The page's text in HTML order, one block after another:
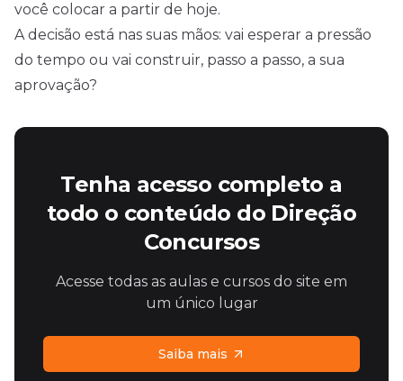
você colocar a partir de hoje.
A decisão está nas suas mãos: vai esperar a pressão
do tempo ou vai construir, passo a passo, a sua
aprovação?
Tenha acesso completo a
todo o conteúdo do Direção
Concursos
Acesse todas as aulas e cursos do site em
um único lugar
Saiba mais